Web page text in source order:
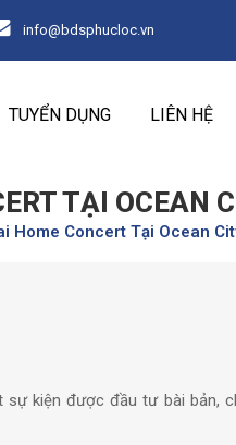
info@bdsphucloc.vn
TUYỂN DỤNG LIÊN HỆ
TẠI OCEAN
Home Concert Tại Ocean
kiện được đầu tư bài bản,